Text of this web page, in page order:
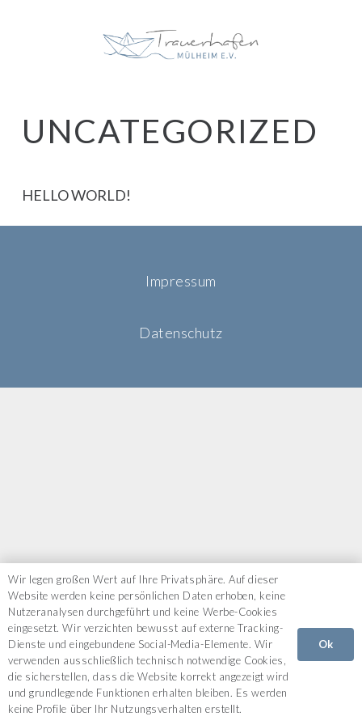
UNCATEGORIZED
HELLO WORLD!
Impressum
Datenschutz
Wir legen großen Wert auf Ihre Privatsphäre. Auf dieser
Website werden keine persönlichen Daten erhoben, keine
Nutzeranalysen durchgeführt und keine Werbe-Cookies
eingesetzt. Wir verzichten bewusst auf externe Tracking-
Dienste und eingebundene Social-Media-Elemente. Wir
verwenden ausschließlich technisch notwendige Cookies,
die sicherstellen, dass die Website korrekt angezeigt wird
und grundlegende Funktionen erhalten bleiben. Es werden
keine Profile über Ihr Nutzungsverhalten erstellt.
Ok